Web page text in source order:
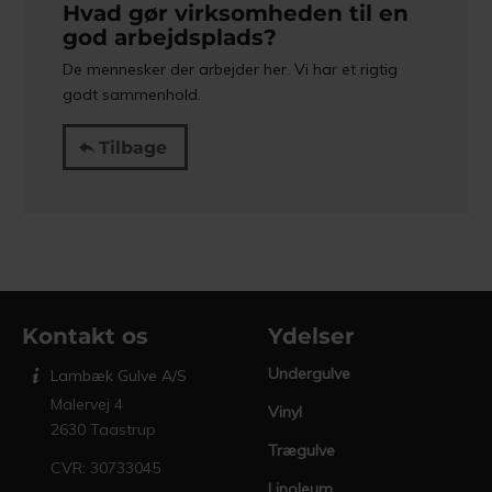
Hvad gør virksomheden til en
god arbejdsplads?
De mennesker der arbejder her. Vi har et rigtig
godt sammenhold.
Tilbage
Kontakt os
Lambæk Gulve A/S
Malervej 4
2630 Taastrup
CVR: 30733045
Ydelser
Undergulve
Vinyl
Trægulve